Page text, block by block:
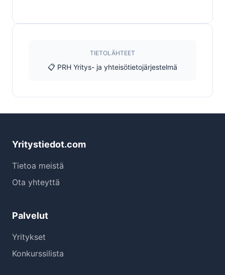
TIETOLÄHTEET
📋 PRH Yritys- ja yhteisötietojärjestelmä
Yritystiedot.com
Tietoa meistä
Ota yhteyttä
Palvelut
Yritykset
Konkurssilista